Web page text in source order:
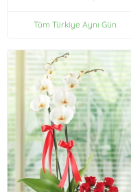
Tüm Türkiye Aynı Gün